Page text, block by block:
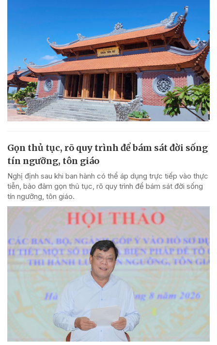
Gọn thủ tục, rõ quy trình để bám sát đời sống
tín ngưỡng, tôn giáo
Nghị định sau khi ban hành có thể áp dụng trực tiếp vào thực
tiễn, bảo đảm gọn thủ tục, rõ quy trình để bám sát đời sống
tín ngưỡng, tôn giáo.